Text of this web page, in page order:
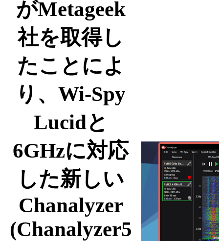
がMetageek
社を取得し
たことによ
り、Wi-Spy
Lucidと
6GHzに対応
した新しい
Chanalyzer
(Chanalyzer5